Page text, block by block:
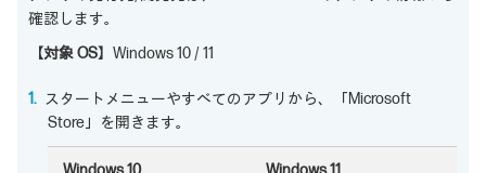
確認します。
【対象 OS】 Windows 10 / 11
スタートメニューやすべてのアプリから、「Microsoft
Store」を開きます。